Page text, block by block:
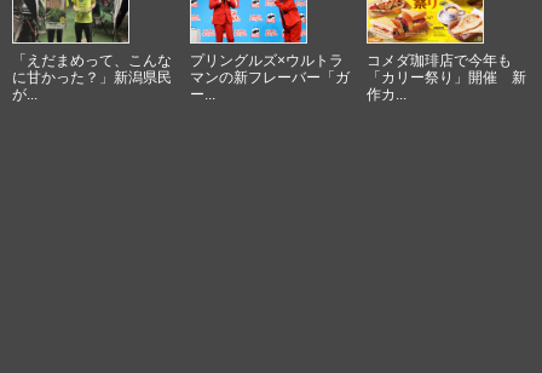
「えだまめって、こんな
に甘かった？」新潟県民
が...
プリングルズ×ウルトラ
マンの新フレーバー「ガ
ー...
コメダ珈琲店で今年も
「カリー祭り」開催 新
作カ...